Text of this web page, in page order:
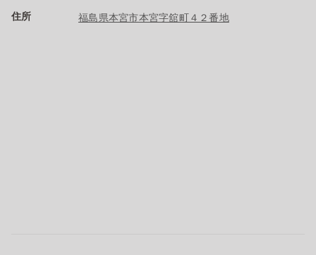
住所 福島県本宮市本宮字舘町４２番地